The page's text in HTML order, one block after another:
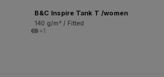
B&C Inspire Tank T /women
140 g/m² / Fitted
+1